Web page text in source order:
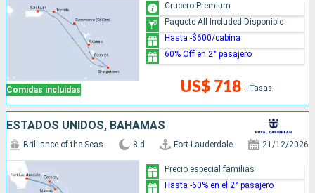
Comidas incluidas US$ 718 +Tasas
Crucero Premium
Paquete All Included Disponible
Hasta -$600/cabina
60% Off en 2° pasajero
ESTADOS UNIDOS, BAHAMAS
Brilliance of the Seas 8 d Fort Lauderdale 21/12/2026
Precio especial familias
Hasta -60% en el 2° pasajero